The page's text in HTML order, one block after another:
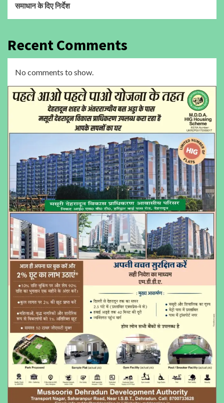
समाधान के दिए निर्देश
Recent Comments
No comments to show.